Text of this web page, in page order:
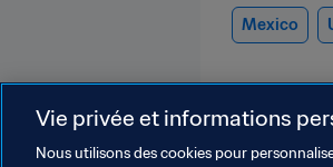
Mexico
Vie privée et informations
Nous utilisons des cookies pour